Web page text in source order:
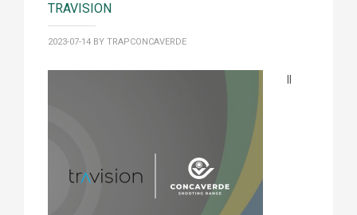
TRAVISION
2023-07-14 BY TRAPCONCAVERDE